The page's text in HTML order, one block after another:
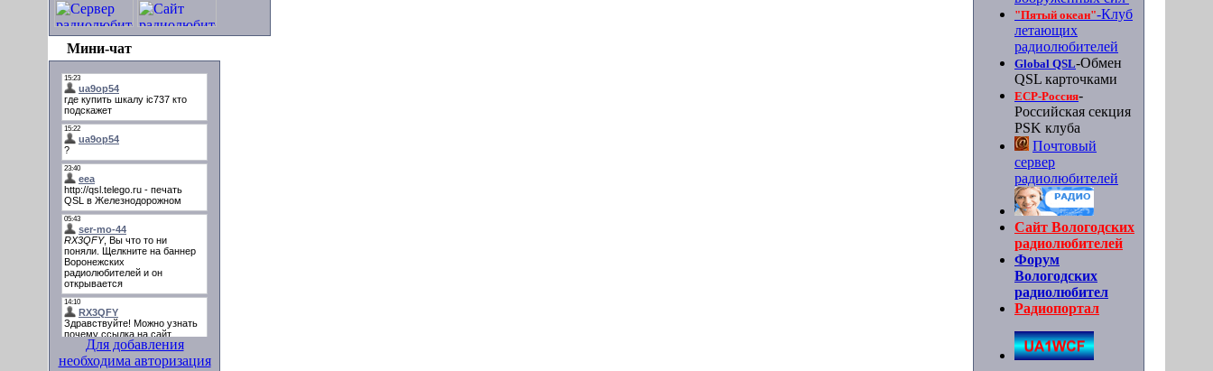
Мини-чат
Для добавления
необходима авторизация
"Пятый океан"-Клуб
летающих
радиолюбителей
Global QSL-Обмен
QSL карточками
ЕСР-Россия-
Российская секция
PSK клуба
Почтовый
сервер
радиолюбителей
Сайт Вологодских
радиолюбителей
Форум
Вологодских
радиолюбител
Радиопортал